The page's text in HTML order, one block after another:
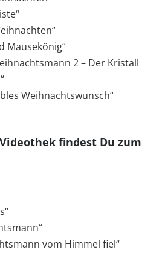
Mausekönig“
2 – Der Kristall
Weihnachtswunsch“
findest Du zum
vom Himmel fiel“